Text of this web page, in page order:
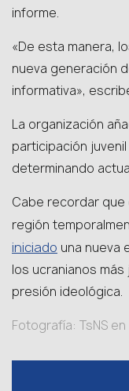
informe.
«De esta manera,
nueva generación
informativa»,
La organización
participación
determinando
Cabe recordar que
región
iniciado una nueva
los ucranianos
presión ideológica.
Fotografía: TsNS